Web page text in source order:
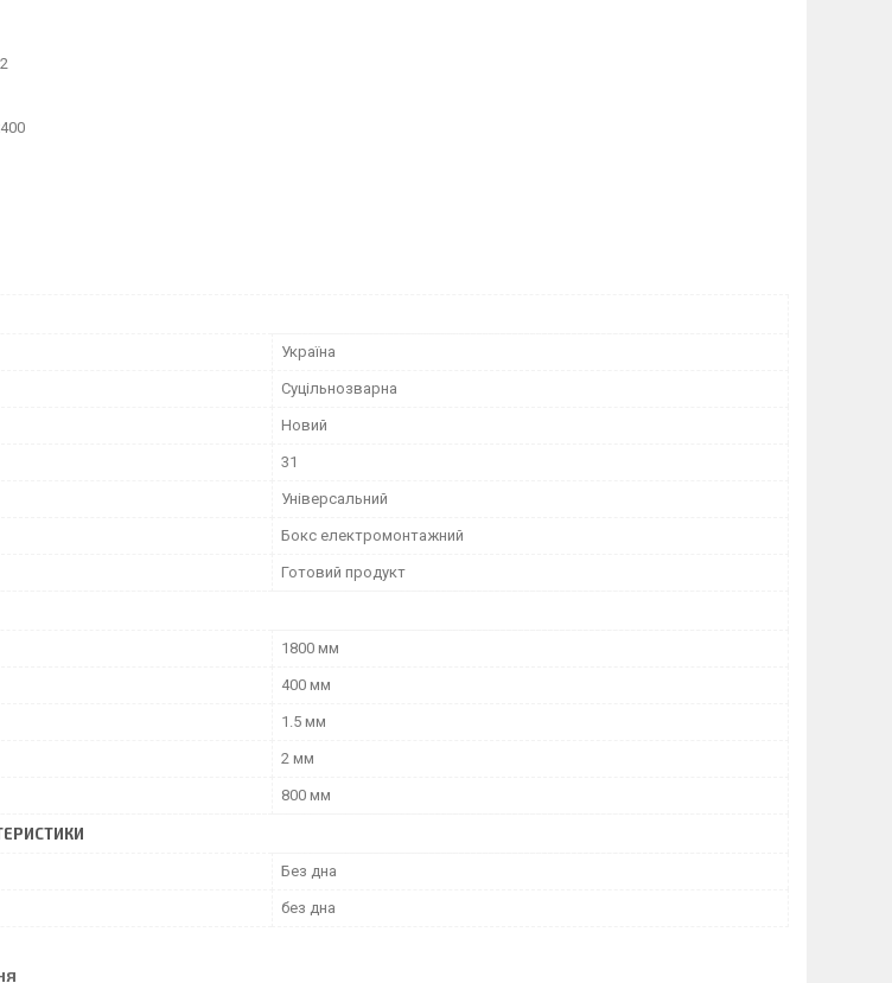
Україна
Суцільнозварна
Новий
31
Універсальний
Бокс електромонтажний
Готовий продукт
1800 мм
400 мм
1.5 мм
2 мм
800 мм
Без дна
без дна